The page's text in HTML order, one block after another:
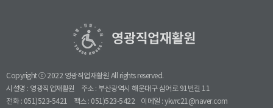
Copyright ⓒ 2022 영광직업재활원 All rights reserved.
시설명 : 영광직업재활원
주소 : 부산광역시 해운대구 삼어로 91번길 11
전화 : 051)523-5421
팩스 : 051)523-5422 이메일 : ykvrc21@naver.com